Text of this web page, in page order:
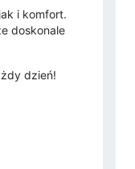
i komfort.
doskonale
dzień!